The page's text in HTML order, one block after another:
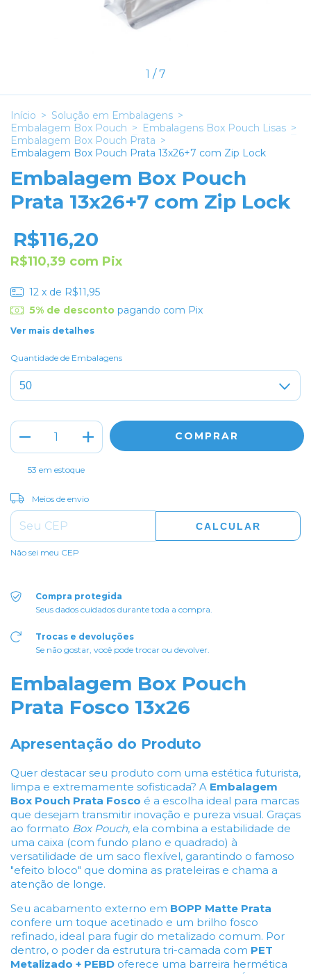
1 /7
Início > Solução em Embalagens >
Embalagem Box Pouch > Embalagens Box Pouch Lisas >
Embalagem Box Pouch Prata >
Embalagem Box Pouch Prata 13x26+7 com Zip Lock
Embalagem Box Pouch
Prata 13x26+7 com Zip Lock
R$116,20
R$110,39 com Pix
12 x de R$11,95
5% de descontopagando com Pix
Ver mais detalhes
Quantidade de Embalagens
53 em estoque
Entregas para o CEP:
Meios de envio
CALCULAR
Não sei meu CEP
Compra protegida
Seus dados cuidados durante toda a compra.
Trocas e devoluções
Se não gostar, você pode trocar ou devolver.
Embalagem Box Pouch
Prata Fosco 13x26
Apresentação do Produto
Quer destacar seu produto com uma estética futurista,
limpa e extremamente sofisticada? A Embalagem
Box Pouch Prata Fosco é a escolha ideal para marcas
que desejam transmitir inovação e pureza visual. Graças
ao formato Box Pouch, ela combina a estabilidade de
uma caixa (com fundo plano e quadrado) à
versatilidade de um saco flexível, garantindo o famoso
"efeito bloco" que domina as prateleiras e chama a
atenção de longe.
Seu acabamento externo em BOPP Matte Prata
confere um toque acetinado e um brilho fosco
refinado, ideal para fugir do metalizado comum. Por
dentro, o poder da estrutura tri-camada com PET
Metalizado + PEBD oferece uma barreira hermética